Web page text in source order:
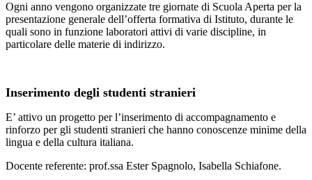
Ogni anno vengono organizzate tre giornate di Scuola Aperta per la
presentazione generale dell’offerta formativa di Istituto, durante le
quali sono in funzione laboratori attivi di varie discipline, in
particolare delle materie di indirizzo.
Inserimento degli studenti stranieri
E’ attivo un progetto per l’inserimento di accompagnamento e
rinforzo per gli studenti stranieri che hanno conoscenze minime della
lingua e della cultura italiana.
Docente referente: prof.ssa Ester Spagnolo, Isabella Schiafone.